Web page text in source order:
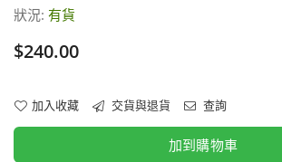
狀況: 有貨
價
$240.00
加入收藏 交貨與退貨 查詢
加到購物車